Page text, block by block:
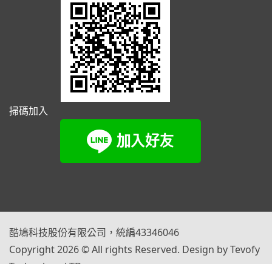
掃碼加入
酷鳩科技股份有限公司，統編43346046
Copyright 2026 © All rights Reserved. Design by Tevofy